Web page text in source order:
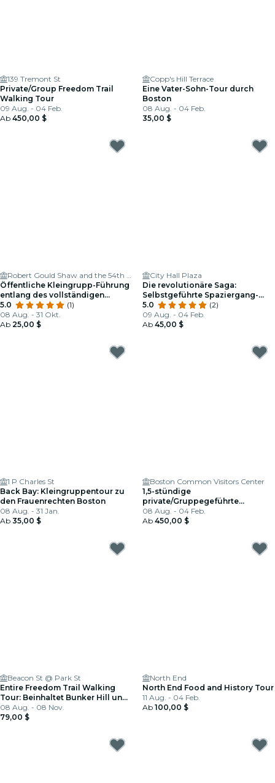
139 Tremont St
Private/Group Freedom Trail
Walking Tour
09 Aug. - 04 Feb.
Ab 450,00 $
Copp's Hill Terrace
Eine Vater-Sohn-Tour durch
Boston
08 Aug. - 04 Feb.
35,00 $
Robert Gould Shaw and the 54th Regiment Memorial
Öffentliche Kleingrupp-Führung
entlang des vollständigen
Boston Freedom Trail
5.0
(1)
08 Aug. - 31 Okt.
Ab 25,00 $
City Hall Plaza
Die revolutionäre Saga:
Selbstgeführte Spaziergang-
Tour durch Boston
5.0
(2)
09 Aug. - 04 Feb.
Ab 45,00 $
1 P Charles St
Back Bay: Kleingruppentour zu
den Frauenrechten Boston
08 Aug. - 31 Jan.
Ab 35,00 $
Boston Common Visitors Center
1,5-stündige
private/Gruppegeführte
Wanderung entlang des
Freedom Trail
08 Aug. - 04 Feb.
Ab 450,00 $
Beacon St @ Park St
Entire Freedom Trail Walking
Tour: Beinhaltet Bunker Hill und
USS Constitution
08 Aug. - 08 Nov.
79,00 $
North End
North End Food and History Tour
11 Aug. - 04 Feb.
Ab 100,00 $